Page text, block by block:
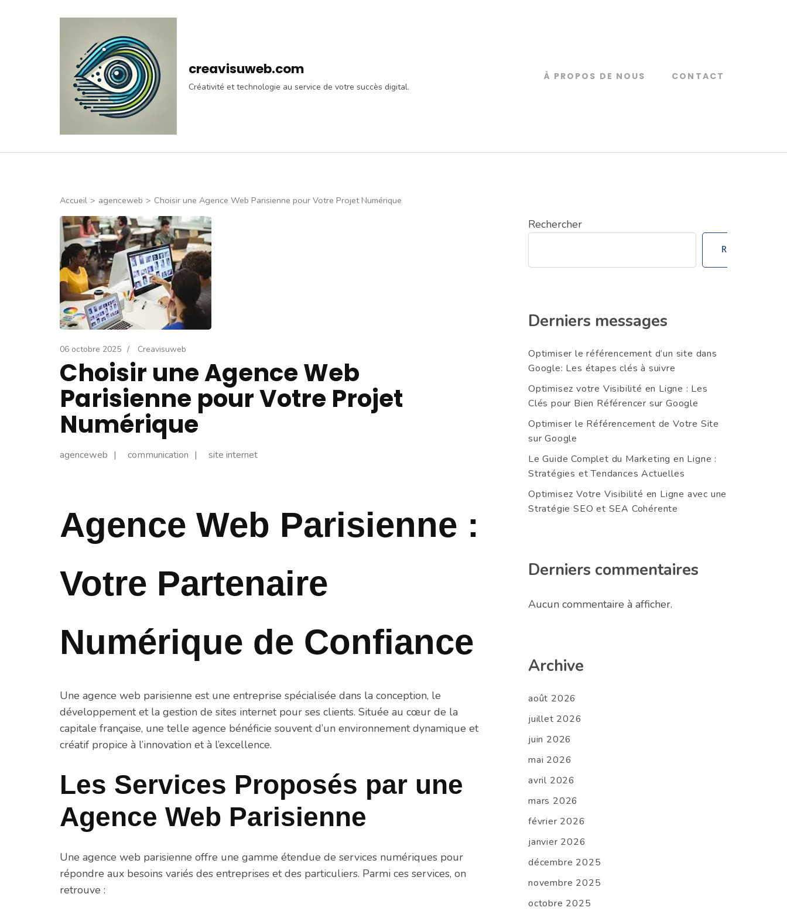
creavisuweb.com
Créativité et technologie au service de votre succès digital.
À PROPOS DE NOUS CONTACT
Accueil > agenceweb > Choisir une Agence Web Parisienne pour Votre Projet Numérique
06 octobre 2025 / Creavisuweb
Choisir une Agence Web
Parisienne pour Votre Projet
Numérique
agenceweb communication site internet
Agence Web Parisienne :
Votre Partenaire
Numérique de Confiance
Une agence web parisienne est une entreprise spécialisée dans la conception, le
développement et la gestion de sites internet pour ses clients. Située au cœur de la
capitale française, une telle agence bénéficie souvent d’un environnement dynamique et
créatif propice à l’innovation et à l’excellence.
Les Services Proposés par une
Agence Web Parisienne
Une agence web parisienne offre une gamme étendue de services numériques pour
répondre aux besoins variés des entreprises et des particuliers. Parmi ces services, on
retrouve :
Rechercher
Rechercher
Derniers messages
Optimiser le référencement d’un site dans
Google: Les étapes clés à suivre
Optimisez votre Visibilité en Ligne : Les
Clés pour Bien Référencer sur Google
Optimiser le Référencement de Votre Site
sur Google
Le Guide Complet du Marketing en Ligne :
Stratégies et Tendances Actuelles
Optimisez Votre Visibilité en Ligne avec une
Stratégie SEO et SEA Cohérente
Derniers commentaires
Aucun commentaire à afficher.
Archive
août 2026
juillet 2026
juin 2026
mai 2026
avril 2026
mars 2026
février 2026
janvier 2026
décembre 2025
novembre 2025
octobre 2025